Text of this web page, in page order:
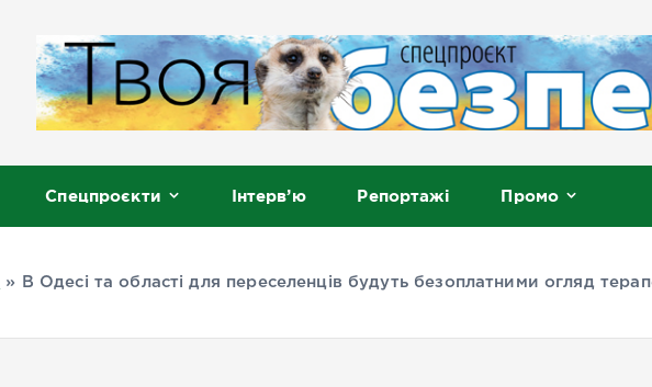
Спецпроєкти Інтерв’ю Репортажі Промо
» В Одесі та області для переселенців будуть безоплатними огляд